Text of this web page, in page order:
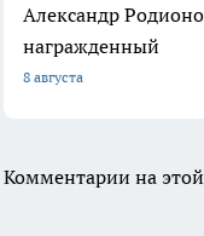
Александр
награжденный
8 августа
Комментарии на